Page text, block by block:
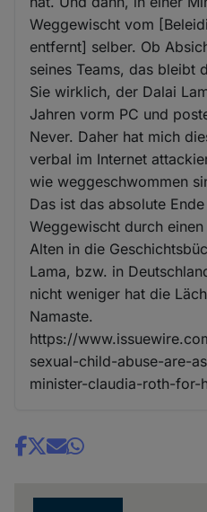
Weggewischt vom
entfernt] selber. Ob
seines Teams, das bleibt
Sie wirklich, der Dalai
Jahren vorm PC und
Never. Daher hat mich
verbal im Internet
wie weggeschwommen
Das ist das absolute
Weggewischt durch
Alten in die
Lama, bzw. in
nicht weniger hat die
Namaste.
https://
sexual-child-abuse-are-
minister-claudia-roth-for-
Share